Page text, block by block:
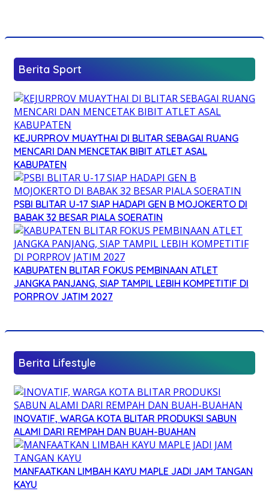
Berita Sport
KEJURPROV MUAYTHAI DI BLITAR SEBAGAI RUANG
MENCARI DAN MENCETAK BIBIT ATLET ASAL
KABUPATEN
PSBI BLITAR U-17 SIAP HADAPI GEN B MOJOKERTO DI
BABAK 32 BESAR PIALA SOERATIN
KABUPATEN BLITAR FOKUS PEMBINAAN ATLET
JANGKA PANJANG, SIAP TAMPIL LEBIH KOMPETITIF DI
PORPROV JATIM 2027
Berita Lifestyle
INOVATIF, WARGA KOTA BLITAR PRODUKSI SABUN
ALAMI DARI REMPAH DAN BUAH-BUAHAN
MANFAATKAN LIMBAH KAYU MAPLE JADI JAM TANGAN
KAYU